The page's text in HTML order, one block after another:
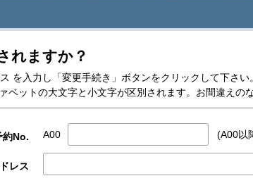
れますか？
を入力し「変更手続き」ボタンをクリックして下さい。
ベットの大文字と小文字が区別されます。お間違えの
約No. A00 (A00以
レス